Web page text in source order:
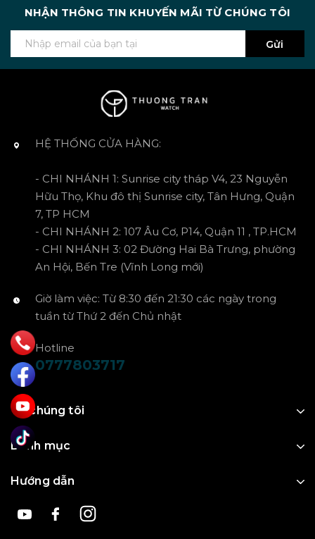
NHẬN THÔNG TIN KHUYẾN MÃI TỪ CHÚNG TÔI
Gửi
HỆ THỐNG CỬA HÀNG:
- CHI NHÁNH 1: Sunrise city tháp V4, 23 Nguyễn
Hữu Thọ, Khu đô thị Sunrise city, Tân Hưng, Quận
7, TP HCM
- CHI NHÁNH 2: 107 Âu Cơ, P14, Quận 11 , TP.HCM
- CHI NHÁNH 3: 02 Đường Hai Bà Trưng, phường
An Hội, Bến Tre (Vĩnh Long mới)
Giờ làm việc: Từ 8:30 đến 21:30 các ngày trong
tuần từ Thứ 2 đến Chủ nhật
Hotline
0777803717
Về chúng tôi
Danh mục
Hướng dẫn